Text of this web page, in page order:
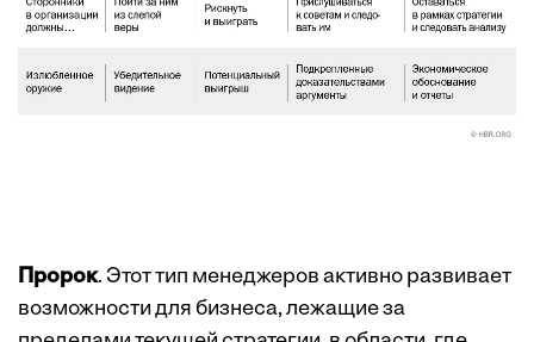
Пророк. Этот тип менеджеров активно развивает
возможности для бизнеса, лежащие за